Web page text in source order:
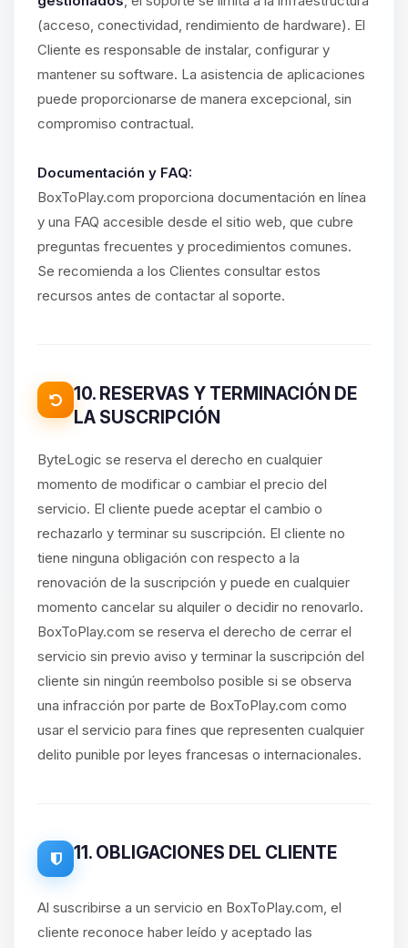
(acceso, conectividad, rendimiento de hardware). El
Cliente es responsable de instalar, configurar y
mantener su software. La asistencia de aplicaciones
puede proporcionarse de manera excepcional, sin
compromiso contractual.
Documentación y FAQ:
BoxToPlay.com proporciona documentación en línea
y una FAQ accesible desde el sitio web, que cubre
preguntas frecuentes y procedimientos comunes.
Se recomienda a los Clientes consultar estos
recursos antes de contactar al soporte.
10. RESERVAS Y TERMINACIÓN DE
LA SUSCRIPCIÓN
ByteLogic se reserva el derecho en cualquier
momento de modificar o cambiar el precio del
servicio. El cliente puede aceptar el cambio o
rechazarlo y terminar su suscripción. El cliente no
tiene ninguna obligación con respecto a la
renovación de la suscripción y puede en cualquier
momento cancelar su alquiler o decidir no renovarlo.
BoxToPlay.com se reserva el derecho de cerrar el
servicio sin previo aviso y terminar la suscripción del
cliente sin ningún reembolso posible si se observa
una infracción por parte de BoxToPlay.com como
usar el servicio para fines que representen cualquier
delito punible por leyes francesas o internacionales.
11. OBLIGACIONES DEL CLIENTE
Al suscribirse a un servicio en BoxToPlay.com, el
cliente reconoce haber leído y aceptado las